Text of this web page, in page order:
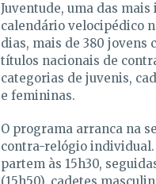
Juventude, uma das
calendário velocipédico
dias, mais de 380 jovens
títulos nacionais de
categorias de juvenis,
e femininas.
O programa arranca na
contra-relógio
partem às 15h30,